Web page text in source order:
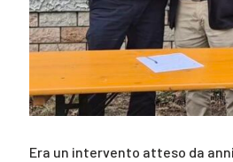
Era un intervento atteso da